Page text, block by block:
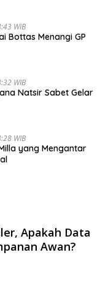
WIB
Bottas Menangi GP
WIB
Natsir Sabet Gelar
WIB
yang Mengantar
Apakah Data
Awan?